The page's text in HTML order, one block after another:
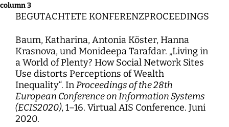
column 3
BEGUTACHTETE KONFERENZPROCEEDINGS
Baum, Katharina, Antonia Köster, Hanna
Krasnova, und Monideepa Tarafdar. „Living in
a World of Plenty? How Social Network Sites
Use distorts Perceptions of Wealth
Inequality“. InProceedings of the 28th
European Conference on Information Systems
(ECIS2020), 1–16. Virtual AIS Conference. Juni
2020.